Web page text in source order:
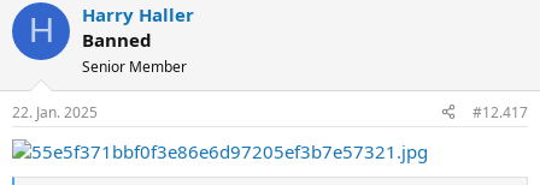
k
i
n
e
n
:
H
Harry Haller
Banned
Senior Member
22. Jan. 2025 #12.417